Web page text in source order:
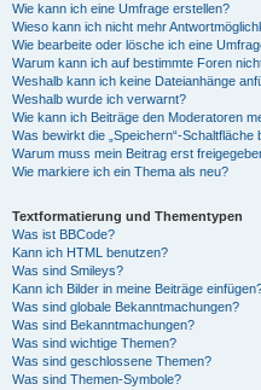
Wie kann ich eine Umfrage erstellen?
Wieso kann ich nicht mehr
Wie bearbeite oder lösche ich eine
Warum kann ich auf bestimmte Foren
Weshalb kann ich keine Dateianhänge
Weshalb wurde ich verwarnt?
Wie kann ich Beiträge den Moderatoren
Was bewirkt die „Speichern“-
Warum muss mein Beitrag erst
Wie markiere ich ein Thema als neu?
Textformatierung und Thementypen
Was ist BBCode?
Kann ich HTML benutzen?
Was sind Smileys?
Kann ich Bilder in meine Beiträge
Was sind globale Bekanntmachungen?
Was sind Bekanntmachungen?
Was sind wichtige Themen?
Was sind geschlossene Themen?
Was sind Themen-Symbole?